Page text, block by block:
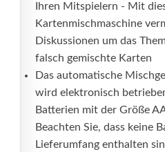
Ihren Mitspielern - Mit
Kartenmischmaschine
Diskussionen um das
falsch gemischte Karten
Das automatische
wird elektronisch
Batterien mit der Größe
Beachten Sie, dass keine
Lieferumfang enthalten